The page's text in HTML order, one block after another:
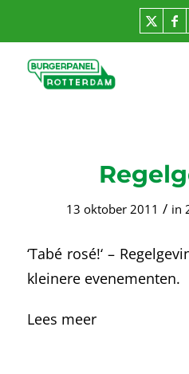
13 oktober 2011 / in
‘Tabé rosé!‘ –
kleinere evenementen.
Lees meer